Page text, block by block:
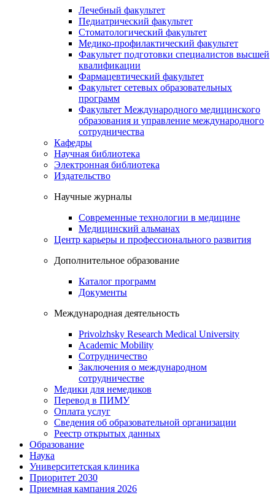
Лечебный факультет
Педиатрический факультет
Стоматологический факультет
Медико-профилактический факультет
Факультет подготовки специалистов высшей
квалификации
Фармацевтический факультет
Факультет сетевых образовательных
программ
Факультет Международного медицинского
образования и управление международного
сотрудничества
Кафедры
Научная библиотека
Электронная библиотека
Издательство
Научные журналы
Современные технологии в медицине
Медицинский альманах
Центр карьеры и профессионального развития
Дополнительное образование
Каталог программ
Документы
Международная деятельность
Privolzhsky Research Medical University
Academic Mobility
Сотрудничество
Заключения о международном
сотрудничестве
Медики для немедиков
Перевод в ПИМУ
Оплата услуг
Сведения об образовательной организации
Реестр открытых данных
Образование
Наука
Университетская клиника
Приоритет 2030
Приемная кампания 2026